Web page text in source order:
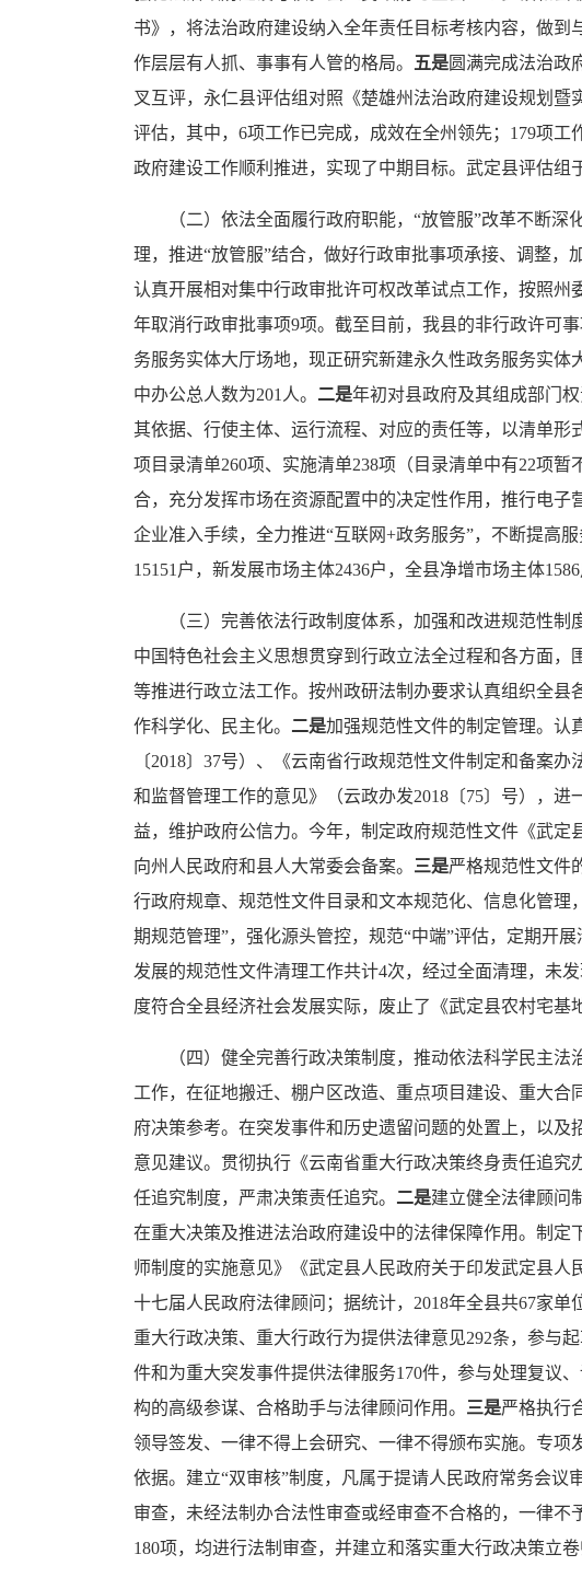
书》，将法治政府建设纳入全年责任目标考核内容，做
作层层有人抓、事事有人管的格局。
五是圆满完成法治政
叉互评，永仁县评估组对照《楚雄州法治政府建设规划
评估，其中，6项工作已完成，成效在全州领先；179项
政府建设工作顺利推进，实现了中期目标。武定县评估组
（二）依法全面履行政府职能，“放管服”改革不断深化
理，推进“放管服”结合，做好行政审批事项承接、调整，
认真开展相对集中行政审批许可权改革试点工作，按照
年取消行政审批事项9项。截至目前，我县的非行政许可
务服务实体大厅场地，现正研究新建永久性政务服务实
中办公总人数为201人。 二是年初对县政府及其组成部门
其依据、行使主体、运行流程、对应的责任等，以清单
项目录清单260项、实施清单238项（目录清单中有22项暂
合，充分发挥市场在资源配置中的决定性作用，推行电
企业准入手续，全力推进“互联网+政务服务”，不断提高
15151户，新发展市场主体2436户，全县净增市场主体1586
（三）完善依法行政制度体系，加强和改进规范性制
中国特色社会主义思想贯穿到行政立法全过程和各方面
等推进行政立法工作。按州政研法制办要求认真组织全
作科学化、民主化。 二是加强规范性文件的制定管理。认
〔2018〕37号）、《云南省行政规范性文件制定和备案
和监督管理工作的意见》（云政办发2018〔75〕号），
益，维护政府公信力。今年，制定政府规范性文件《武
向州人民政府和县人大常委会备案。 三是严格规范性文件
行政府规章、规范性文件目录和文本规范化、信息化管
期规范管理”，强化源头管控，规范“中端”评估，定期开
发展的规范性文件清理工作共计4次，经过全面清理，未
度符合全县经济社会发展实际，废止了《武定县农村宅基
（四）健全完善行政决策制度，推动依法科学民主法
工作，在征地搬迁、棚户区改造、重点项目建设、重大
府决策参考。在突发事件和历史遗留问题的处置上，以
意见建议。贯彻执行《云南省重大行政决策终身责任追
任追究制度，严肃决策责任追究。 二是建立健全法律顾问
在重大决策及推进法治政府建设中的法律保障作用。制
师制度的实施意见》《武定县人民政府关于印发武定县
十七届人民政府法律顾问；据统计，2018年全县共67家
重大行政决策、重大行政行为提供法律意见292条，参与
件和为重大突发事件提供法律服务170件，参与处理复议
构的高级参谋、合格助手与法律顾问作用。 三是严格执行
领导签发、一律不得上会研究、一律不得颁布实施。专
依据。建立“双审核”制度，凡属于提请人民政府常务会
审查，未经法制办合法性审查或经审查不合格的，一律
180项，均进行法制审查，并建立和落实重大行政决策立